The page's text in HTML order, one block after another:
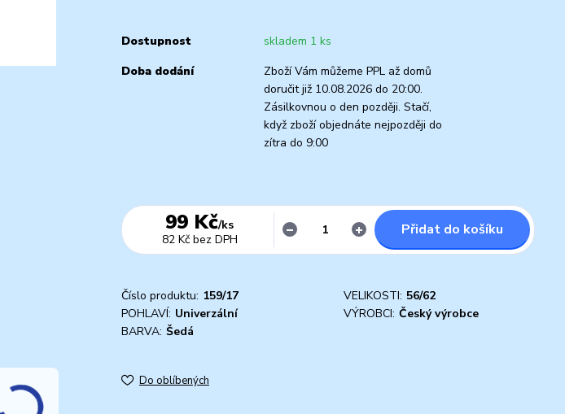
Dostupnost
skladem 1 ks
Doba dodání
Zboží Vám můžeme PPL až domů
doručit již 10.08.2026 do 20:00.
Zásilkovnou o den později. Stačí,
když zboží objednáte nejpozději do
zítra do 9:00
99 Kč/ks
82 Kč bez DPH
Přidat do košíku
Číslo produktu: 159/17 VELIKOSTI: 56/62
POHLAVÍ: Univerzální VÝROBCI: Český výrobce
BARVA: Šedá
Do oblíbených